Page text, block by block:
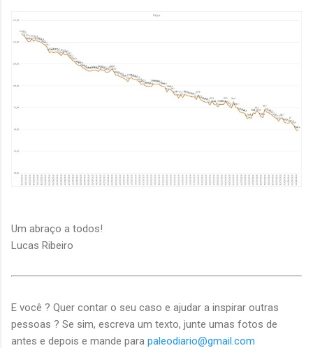
Um abraço a todos!
Lucas Ribeiro
E você ? Quer contar o seu caso e ajudar a inspirar outras
pessoas ? Se sim, escreva um texto, junte umas fotos de
antes e depois e mande para paleodiario@gmail.com